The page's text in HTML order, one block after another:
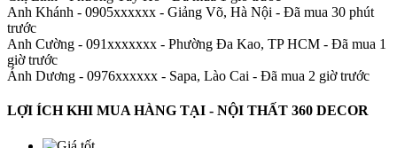
Anh Khánh - 0905xxxxxx - Giảng Võ, Hà Nội - Đã mua 30 phút
trước
Anh Cường - 091xxxxxxx - Phường Đa Kao, TP HCM - Đã mua 1
giờ trước
Ánh Dương - 0976xxxxxx - Sapa, Lào Cai - Đã mua 2 giờ trước
LỢI ÍCH KHI MUA HÀNG TẠI - NỘI THẤT 360 DECOR